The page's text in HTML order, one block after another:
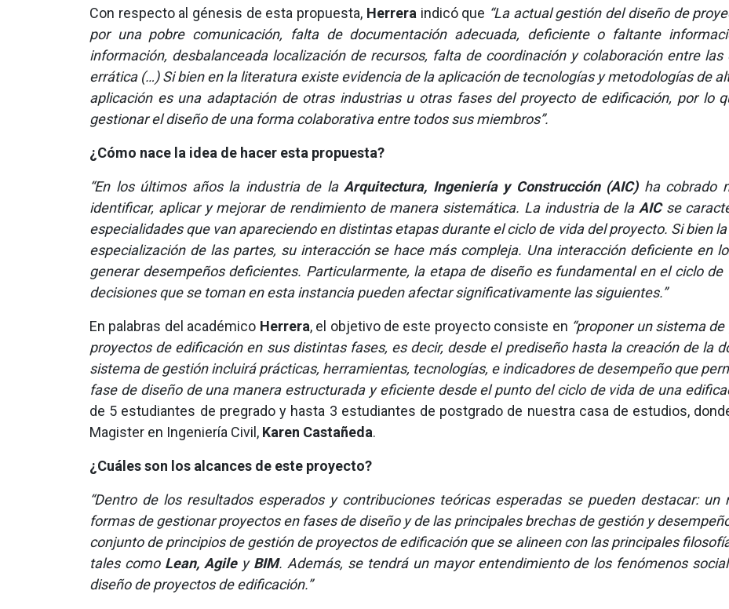
Con respecto al génesis de esta propuesta, Herreraindicó que “La actual gestión del diseño de
por una pobre comunicación, falta de documentación adecuada, deficiente o faltante
información, desbalanceada localización de recursos, falta de coordinación y colaboración entre
errática (…) Si bien en la literatura existe evidencia de la aplicación de tecnologías y metodologías de
aplicación es una adaptación de otras industrias u otras fases del proyecto de edificación, por lo
gestionar el diseño de una forma colaborativa entre todos sus miembros”.
¿Cómo nace la idea de hacer esta propuesta?
“En los últimos años la industria de la Arquitectura, Ingeniería y Construcción (AIC)ha cobrado
identificar, aplicar y mejorar de rendimiento de manera sistemática. La industria de la AICse
especialidades que van apareciendo en distintas etapas durante el ciclo de vida del proyecto. Si bien
especialización de las partes, su interacción se hace más compleja. Una interacción deficiente en
generar desempeños deficientes. Particularmente, la etapa de diseño es fundamental en el ciclo
decisiones que se toman en esta instancia pueden afectar significativamente las siguientes.”
En palabras del académico Herrera, el objetivo de este proyecto consiste en “proponer un sistema
proyectos de edificación en sus distintas fases, es decir, desde el prediseño hasta la creación de la
sistema de gestión incluirá prácticas, herramientas, tecnologías, e indicadores de desempeño que
fase de diseño de una manera estructurada y eficiente desde el punto del ciclo de vida de una
de 5 estudiantes de pregrado y hasta 3 estudiantes de postgrado de nuestra casa de estudios,
Magister en Ingeniería Civil, Karen Castañeda.
¿Cuáles son los alcances de este proyecto?
“Dentro de los resultados esperados y contribuciones teóricas esperadas se pueden destacar:
formas de gestionar proyectos en fases de diseño y de las principales brechas de gestión y
conjunto de principios de gestión de proyectos de edificación que se alineen con las principales
tales como Lean, Agiley BIM. Además, se tendrá un mayor entendimiento de los fenómenos
diseño de proyectos de edificación.”